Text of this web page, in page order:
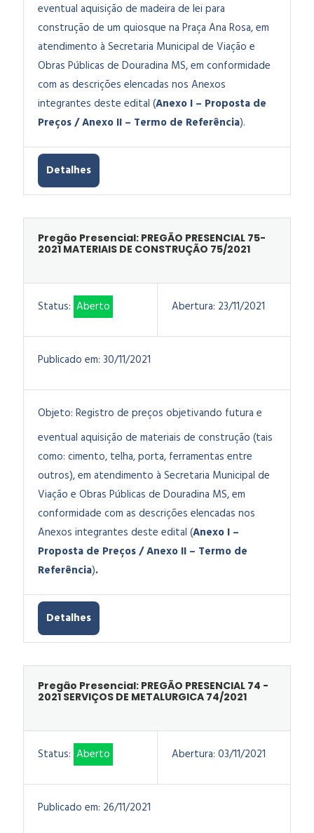
eventual aquisição de madeira de lei para
construção de um quiosque na Praça Ana Rosa, em
atendimento à Secretaria Municipal de Viação e
Obras Públicas de Douradina MS, em conformidade
com as descrições elencadas nos Anexos
integrantes deste edital (Anexo I – Proposta de
Preços / Anexo II – Termo de Referência).
Detalhes
Pregão Presencial: PREGÃO PRESENCIAL 75-
2021 MATERIAIS DE CONSTRUÇÃO 75/2021
Status: Aberto Abertura: 23/11/2021
Publicado em: 30/11/2021
Objeto: Registro de preços objetivando futura e
eventual aquisição de materiais de construção (tais
como: cimento, telha, porta, ferramentas entre
outros), em atendimento à Secretaria Municipal de
Viação e Obras Públicas de Douradina MS, em
conformidade com as descrições elencadas nos
Anexos integrantes deste edital (Anexo I –
Proposta de Preços / Anexo II – Termo de
Referência).
Detalhes
Pregão Presencial: PREGÃO PRESENCIAL 74 -
2021 SERVIÇOS DE METALURGICA 74/2021
Status: Aberto Abertura: 03/11/2021
Publicado em: 26/11/2021